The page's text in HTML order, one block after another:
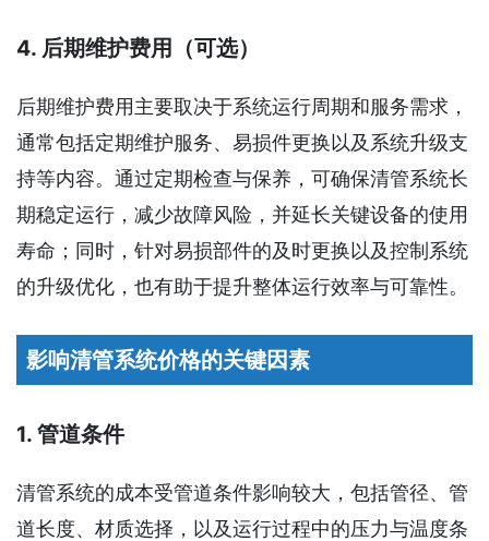
4. 后期维护费用（可选）
后期维护费用主要取决于系统运行周期和服务需求，
通常包括定期维护服务、易损件更换以及系统升级支
持等内容。通过定期检查与保养，可确保清管系统长
期稳定运行，减少故障风险，并延长关键设备的使用
寿命；同时，针对易损部件的及时更换以及控制系统
的升级优化，也有助于提升整体运行效率与可靠性。
影响清管系统价格的关键因素
1. 管道条件
清管系统的成本受管道条件影响较大，包括管径、管
道长度、材质选择，以及运行过程中的压力与温度条